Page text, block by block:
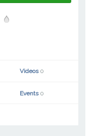
Videos 0
Events 0